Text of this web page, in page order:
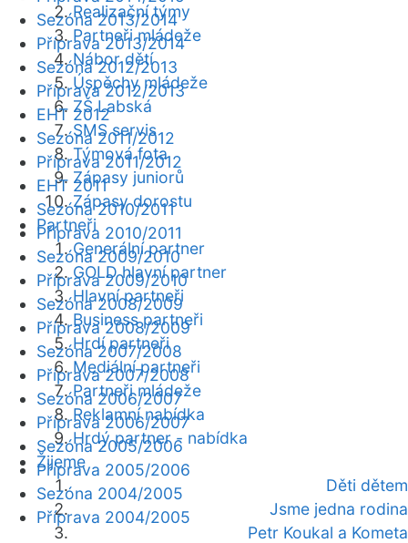
Realizační týmy
Partneři mládeže
Nábor dětí
Úspěchy mládeže
ZŠ Labská
SMS servis
Týmová fota
Zápasy juniorů
Zápasy dorostu
Partneři
Generální partner
GOLD hlavní partner
Hlavní partneři
Business partneři
Hrdí partneři
Mediální partneři
Partneři mládeže
Reklamní nabídka
Hrdý partner - nabídka
Žijeme
Děti dětem
Jsme jedna rodina
Petr Koukal a Kometa
Sezóna 2013/2014
Příprava 2013/2014
Sezóna 2012/2013
Příprava 2012/2013
EHT 2012
Sezóna 2011/2012
Příprava 2011/2012
EHT 2011
Sezóna 2010/2011
Příprava 2010/2011
Sezóna 2009/2010
Příprava 2009/2010
Sezóna 2008/2009
Příprava 2008/2009
Sezóna 2007/2008
Příprava 2007/2008
Sezóna 2006/2007
Příprava 2006/2007
Sezóna 2005/2006
Příprava 2005/2006
Sezóna 2004/2005
Příprava 2004/2005